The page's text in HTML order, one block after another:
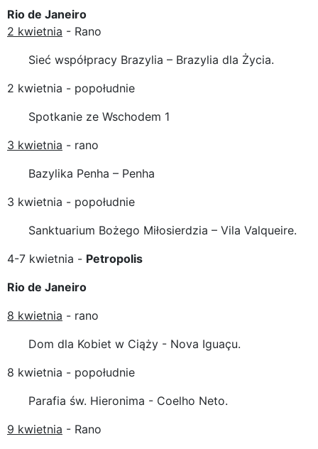
Rio de Janeiro
2 kwietnia - Rano
Sieć współpracy Brazylia – Brazylia dla Życia.
2 kwietnia - popołudnie
Spotkanie ze Wschodem 1
3 kwietnia - rano
Bazylika Penha – Penha
3 kwietnia - popołudnie
Sanktuarium Bożego Miłosierdzia – Vila Valqueire.
4-7 kwietnia - Petropolis
Rio de Janeiro
8 kwietnia - rano
Dom dla Kobiet w Ciąży - Nova Iguaçu.
8 kwietnia - popołudnie
Parafia św. Hieronima - Coelho Neto.
9 kwietnia - Rano